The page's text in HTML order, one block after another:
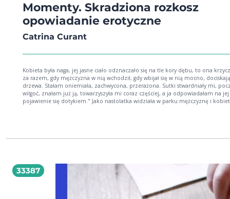
Momenty. Skradziona rozkosz
opowiadanie erotyczne
Catrina Curant
Kobieta była naga, jej jasne ciało odznaczało się na tle kory dębu, to ona
za razem, gdy mężczyzna w nią wchodził, gdy wbijał się w nią mocno,
drzewa. Stałam oniemiała, zachwycona, przerażona. Sutki stwardniały mi,
wilgoć, znałam już ją, towarzyszyła mi coraz częściej, a ja odpowiadałam na jej
pojawienie się dotykiem." Jako nastolatka widziała w parku mężczyznę i
miejscowości, w której spędziła młodość. Dziś zarządza biznesem i ma szansę
33387